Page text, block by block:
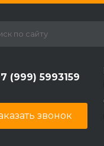
(999) 5993159
звонок